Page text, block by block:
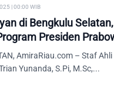
| 00:00 WIB
di Bengkulu
Presiden
AmiraRiau.com – Staf
Yunanda, S.Pi, M.Sc,...